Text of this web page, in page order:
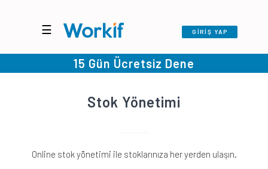
☰ GİRİŞ YAP
15 Gün Ücretsiz Dene
Stok Yönetimi
Online stok yönetimi ile stoklarınıza her yerden ulaşın.